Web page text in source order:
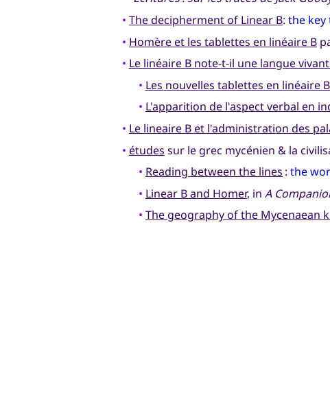
• The decipherment of Linear B: the key
• Homère et les tablettes en linéaire B
• Le linéaire B note-t-il une langue
• Les nouvelles tablettes en linéaire
• L'apparition de l'aspect verbal en
• Le lineaire B et l'administration des
• études sur le grec mycénien & la
• Reading between the lines : the
• Linear B and Homer, in A
• The geography of the Mycenaean